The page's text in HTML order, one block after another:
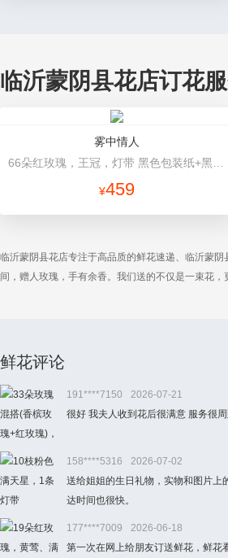
临沂蒙阴县花店订花
雾中情人
¥459
临沂蒙阴县花店专注于高品质的鲜花速递、临沂蒙
间，赠人玫瑰，手有余香。我们送的不仅是一束花，
鲜花评论
191****7150
2026-07-21
很好 我夫人收到花后很满意 服务很周
158****5316
2026-07-02
送给姐姐的生日礼物，实物和图片上
达时间也很快。
177****7009
2026-06-18
第一次在网上给朋友订送鲜花，鲜花